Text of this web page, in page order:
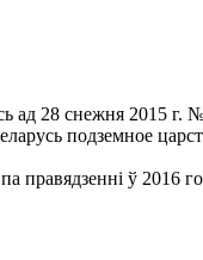
ад 28 снежня 2015 г.
подземное
правядзенні ў 2016